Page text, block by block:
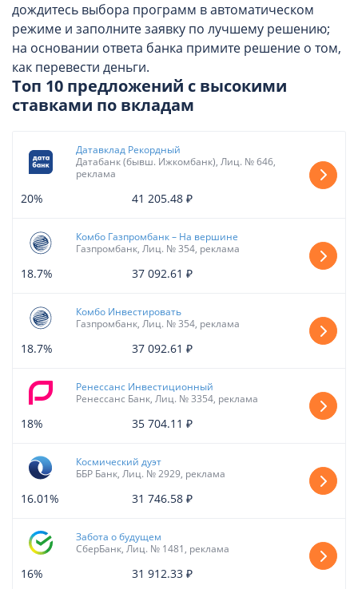
дождитесь выбора программ в автоматическом
режиме и заполните заявку по лучшему решению;
на основании ответа банка примите решение о том,
как перевести деньги.
Топ 10 предложений с высокими
ставками по вкладам
Датавклад Рекордный
Датабанк (бывш. Ижкомбанк), Лиц. № 646,
реклама
20% 41 205.48 ₽
Комбо Газпромбанк – На вершине
Газпромбанк, Лиц. № 354, реклама
18.7% 37 092.61 ₽
Комбо Инвестировать
Газпромбанк, Лиц. № 354, реклама
18.7% 37 092.61 ₽
Ренессанс Инвестиционный
Ренессанс Банк, Лиц. № 3354, реклама
18% 35 704.11 ₽
Космический дуэт
ББР Банк, Лиц. № 2929, реклама
16.01% 31 746.58 ₽
Забота о будущем
СберБанк, Лиц. № 1481, реклама
16% 31 912.33 ₽